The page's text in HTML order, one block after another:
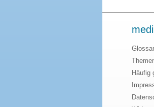
Glossar
Häufig